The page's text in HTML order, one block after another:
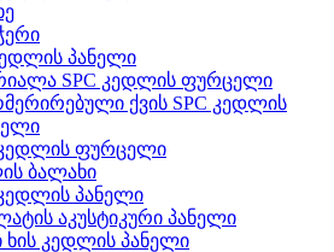
პანელი
SPC კედლის ფურცელი
ქვის SPC კედლის
კედლის ფურცელი
ბალახი
პანელი
აკუსტიკური პანელი
ხის კედლის პანელი